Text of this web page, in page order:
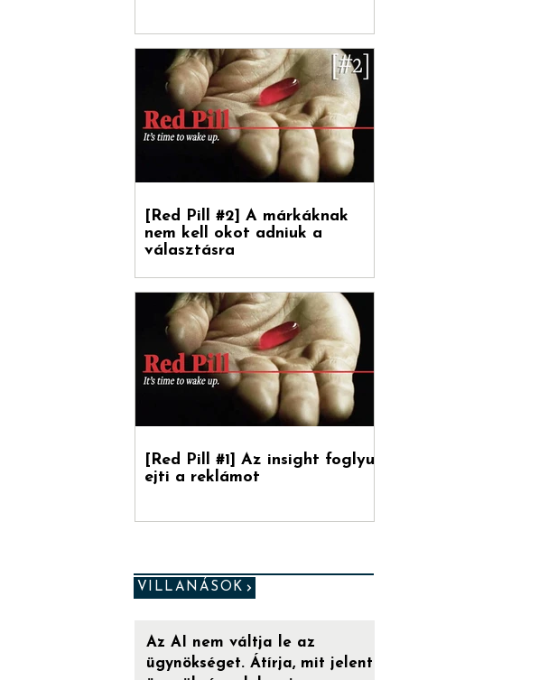
[Red Pill #2] A márkáknak
nem kell okot adniuk a
választásra
[Red Pill #1] Az insight foglyul
ejti a reklámot
VILLANÁSOK
Az AI nem váltja le az
ügynökséget. Átírja, mit jelent